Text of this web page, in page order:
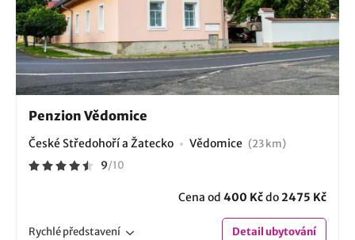
Penzion Vědomice
České Středohoří a Žatecko Vědomice (23 km)
9/10
Cena od 400 Kčdo2475 Kč
Rychlépředstavení Detailubytování